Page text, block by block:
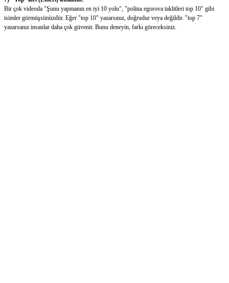
Bir çok videoda "Şunu yapmanın en iyi 10 yolu", "polina egorova taklitleri top 10" gibi
isimler görmüşsünüzdür. Eğer "top 10" yazarsınız, doğrudur veya değildir. "top 7"
yazarsanız insanlar daha çok güvenir. Bunu deneyin, farkı göreceksiniz.